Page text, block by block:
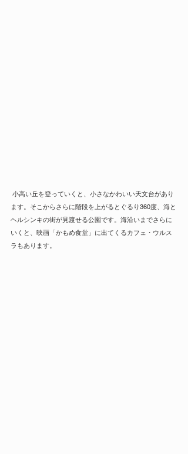
ます。そこからさらに階段を上がるとぐるり360度、海と
ヘルシンキの街が見渡せる公園です。海沿いまでさらに
いくと、映画「かもめ食堂」に出てくるカフェ・ウルス
ラもあります。